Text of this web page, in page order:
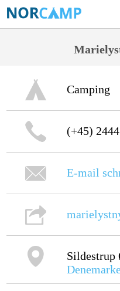
Camping
(+45)
E-mail